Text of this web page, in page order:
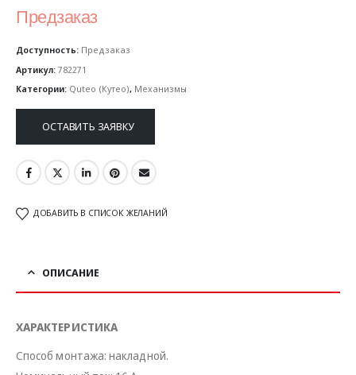
Предзаказ
Доступность: Предзаказ
Артикул: 782271
Категории: Quteo (Кутео), Механизмы
ОСТАВИТЬ ЗАЯВКУ
ДОБАВИТЬ В СПИСОК ЖЕЛАНИЙ
ОПИСАНИЕ
ХАРАКТЕРИСТИКА
Способ монтажа: накладной.